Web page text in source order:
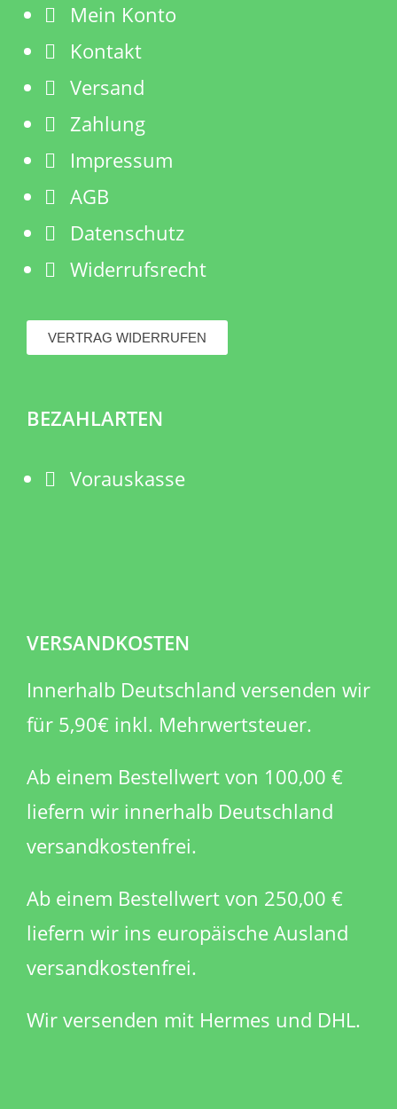
Mein Konto
Kontakt
Versand
Zahlung
Impressum
AGB
Datenschutz
Widerrufsrecht
VERTRAG WIDERRUFEN
BEZAHLARTEN
Vorauskasse
VERSANDKOSTEN
Innerhalb Deutschland versenden wir
für 5,90€ inkl. Mehrwertsteuer.
Ab einem Bestellwert von 100,00 €
liefern wir innerhalb Deutschland
versandkostenfrei.
Ab einem Bestellwert von 250,00 €
liefern wir ins europäische Ausland
versandkostenfrei.
Wir versenden mit Hermes und DHL.